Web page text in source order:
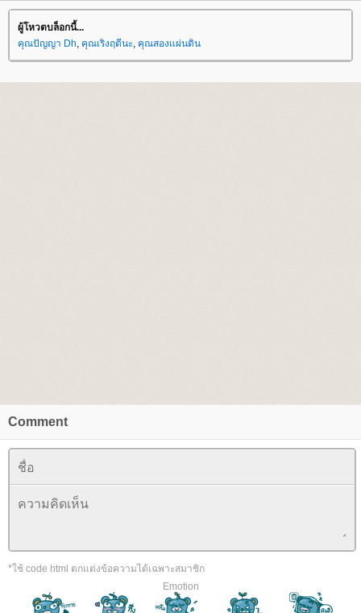
ผู้โหวตบล็อกนี้...
คุณปัญญา Dh คุณเริงฤดีนะ คุณสองแผ่นดิน
Comment
*ใช้ code html ตกแต่งข้อความได้เฉพาะสมาชิก
Emotion